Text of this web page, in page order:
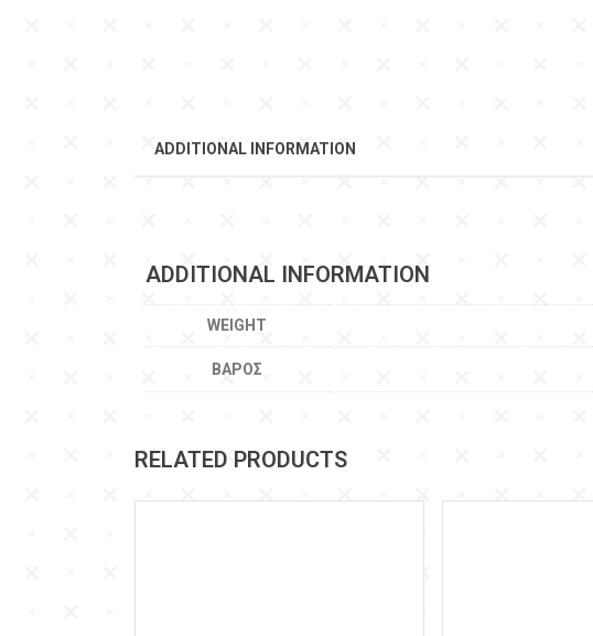
ADDITIONAL INFORMATION
ADDITIONAL INFORMATION
WEIGHT
ΒΆΡΟΣ
RELATED PRODUCTS